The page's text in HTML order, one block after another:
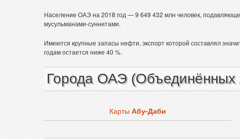
Население ОАЭ на 2018 год — 9 649 432 млн человек,
мусульманами-суннитами.
Имеются крупные запасы нефти, экспорт которой составлял
годам остается ниже 40 %.
Города ОАЭ (Объединённых
КартыАбу-Даби